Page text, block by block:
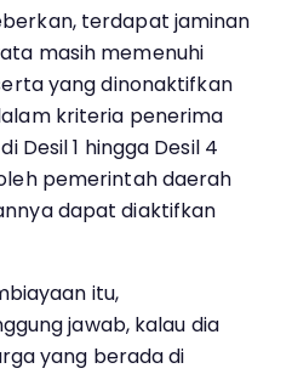
terdapat jaminan
masih memenuhi
yang dinonaktifkan
kriteria penerima
Desil 1 hingga Desil 4
pemerintah daerah
dapat diaktifkan
itu,
jawab, kalau dia
yang berada di